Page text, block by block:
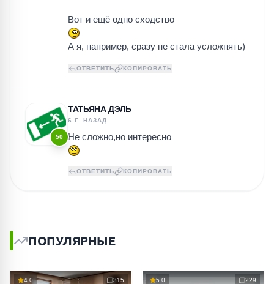
Вот и ещё одно сходство
А я, например, сразу не стала усложнять)
ОТВЕТИТЬ КОПИРОВАТЬ
50
ТАТЬЯНА ДЭЛЬ
6 Г. НАЗАД
Не сложно,но интересно
ОТВЕТИТЬ КОПИРОВАТЬ
ПОПУЛЯРНЫЕ
4.0 315 5.0 229